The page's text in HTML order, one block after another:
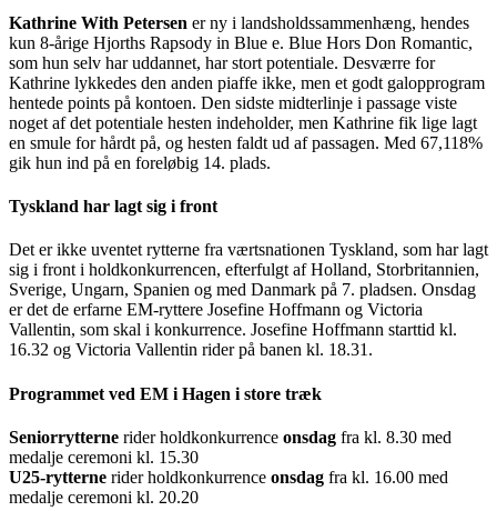
Kathrine With Petersen er ny i landsholdssammenhæng, hendes
kun 8-årige Hjorths Rapsody in Blue e. Blue Hors Don Romantic,
som hun selv har uddannet, har stort potentiale. Desværre for
Kathrine lykkedes den anden piaffe ikke, men et godt galopprogram
hentede points på kontoen. Den sidste midterlinje i passage viste
noget af det potentiale hesten indeholder, men Kathrine fik lige lagt
en smule for hårdt på, og hesten faldt ud af passagen. Med 67,118%
gik hun ind på en foreløbig 14. plads.
Tyskland har lagt sig i front
Det er ikke uventet rytterne fra værtsnationen Tyskland, som har lagt
sig i front i holdkonkurrencen, efterfulgt af Holland, Storbritannien,
Sverige, Ungarn, Spanien og med Danmark på 7. pladsen. Onsdag
er det de erfarne EM-ryttere Josefine Hoffmann og Victoria
Vallentin, som skal i konkurrence. Josefine Hoffmann starttid kl.
16.32 og Victoria Vallentin rider på banen kl. 18.31.
Programmet ved EM i Hagen i store træk
Seniorrytterne rider holdkonkurrence onsdag fra kl. 8.30 med
medalje ceremoni kl. 15.30
U25-rytterne rider holdkonkurrence onsdag fra kl. 16.00 med
medalje ceremoni kl. 20.20